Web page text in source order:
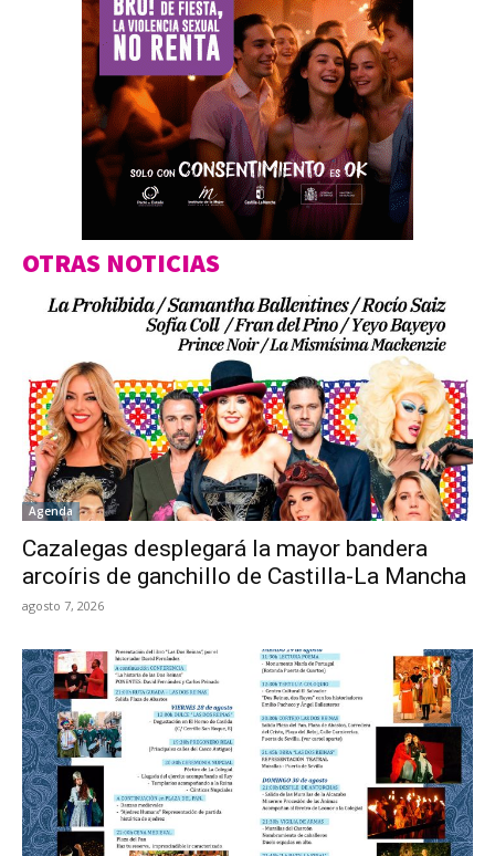
OTRAS NOTICIAS
Agenda
Cazalegas desplegará la mayor bandera
arcoíris de ganchillo de Castilla-La Mancha
agosto 7, 2026